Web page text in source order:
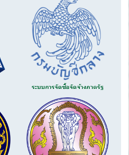
ระบบการจัดซื้อจัดจ้างภาครัฐ